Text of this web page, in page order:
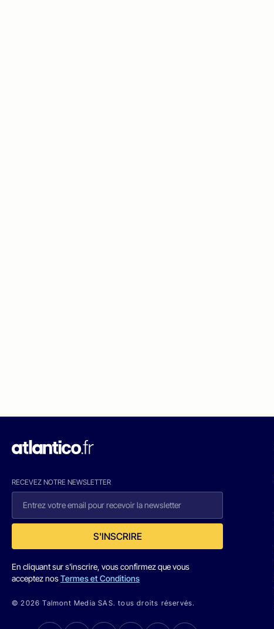
RECEVEZ NOTRE NEWSLETTER
S'INSCRIRE
En cliquant sur s'inscrire, vous confirmez que vous
acceptez nosTermes et Conditions
© 2026 Talmont Media SAS. tous droits réservés.